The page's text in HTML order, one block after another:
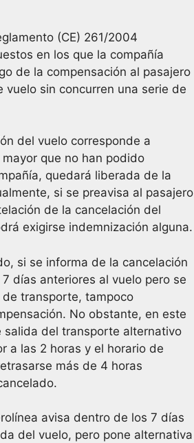
(CE) 261/2004
en los que la compañía
de la compensación al pasajero
vuelo sin concurren una serie de
del vuelo corresponde a
que no han podido
quedará liberada de la
si se preavisa al pasajero
de la cancelación del
exigirse indemnización alguna.
si se informa de la cancelación
días anteriores al vuelo pero se
transporte, tampoco
No obstante, en este
salida del transporte alternativo
a las 2 horas y el horario de
más de 4 horas
avisa dentro de los 7 días
del vuelo, pero pone alternativa